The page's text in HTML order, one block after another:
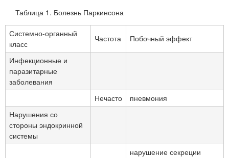
Таблица 1. Болезнь Паркинсона
Системно-органный
класс
Частота Побочный эффект
Инфекционные и
паразитарные
заболевания
Нечасто
пневмония
Нарушения со
стороны эндокринной
системы
нарушение секреции